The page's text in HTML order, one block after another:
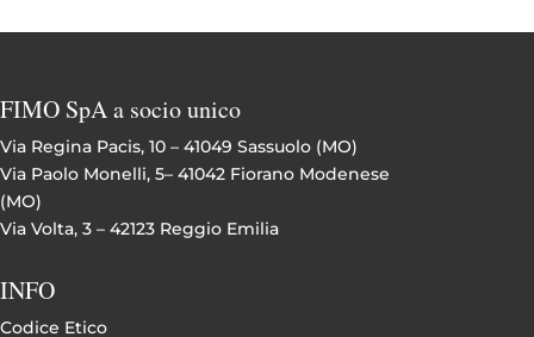
FIMO SpA a socio unico
Via Regina Pacis, 10 – 41049 Sassuolo (MO)
Via Paolo Monelli, 5– 41042 Fiorano Modenese
(MO)
Via Volta, 3 – 42123 Reggio Emilia
INFO
Codice Etico